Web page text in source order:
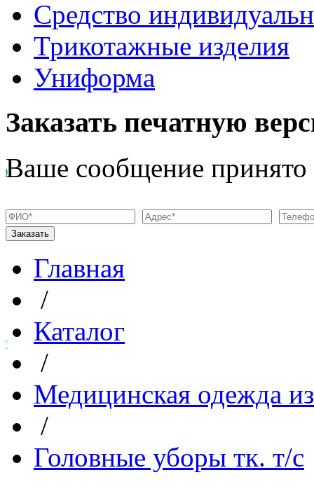
Средство
Трикотажные изделия
Униформа
Заказать печатную
Ваше сообщение принято
Главная
/
Каталог
/
Медицинская одежда
/
Головные уборы тк. т/с